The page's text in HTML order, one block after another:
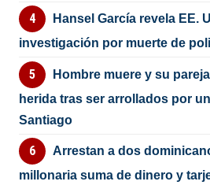
Hansel García revela EE.
investigación por muerte de
Hombre muere y su
herida tras ser arrollados por
Santiago
Arrestan a dos
millonaria suma de dinero y